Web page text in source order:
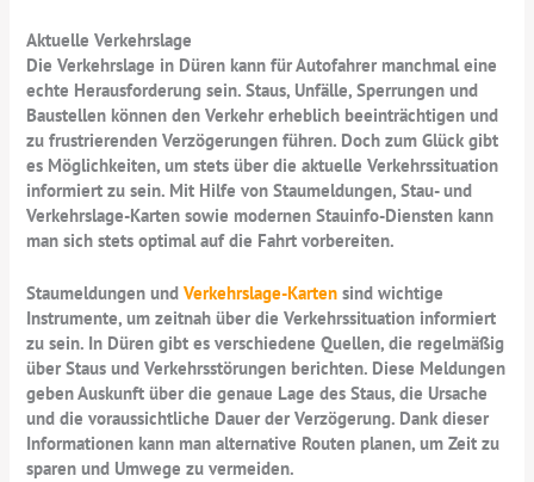
Aktuelle Verkehrslage
Die Verkehrslage in Düren kann für Autofahrer manchmal eine
echte Herausforderung sein. Staus, Unfälle, Sperrungen und
Baustellen können den Verkehr erheblich beeinträchtigen und
zu frustrierenden Verzögerungen führen. Doch zum Glück gibt
es Möglichkeiten, um stets über die aktuelle Verkehrssituation
informiert zu sein. Mit Hilfe von Staumeldungen, Stau- und
Verkehrslage-Karten sowie modernen Stauinfo-Diensten kann
man sich stets optimal auf die Fahrt vorbereiten.
Staumeldungen undVerkehrslage-Karten sind wichtige
Instrumente, um zeitnah über die Verkehrssituation informiert
zu sein. In Düren gibt es verschiedene Quellen, die regelmäßig
über Staus und Verkehrsstörungen berichten. Diese Meldungen
geben Auskunft über die genaue Lage des Staus, die Ursache
und die voraussichtliche Dauer der Verzögerung. Dank dieser
Informationen kann man alternative Routen planen, um Zeit zu
sparen und Umwege zu vermeiden.